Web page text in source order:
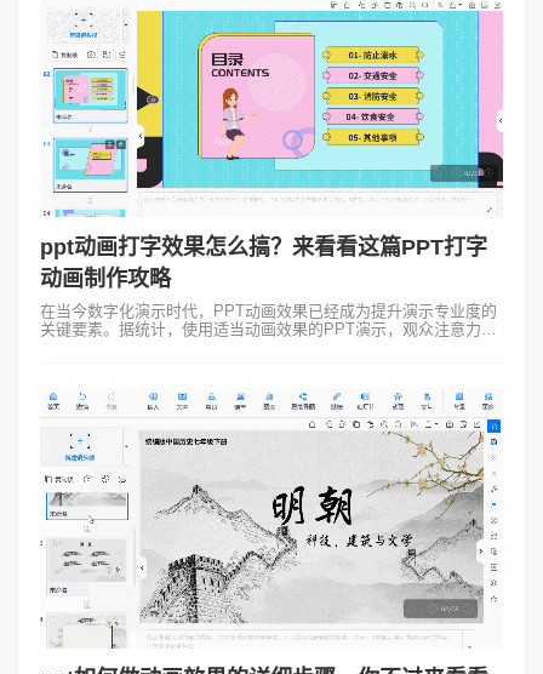
ppt动画打字效果怎么搞？来看看这篇PPT打字
动画制作攻略
在当今数字化演示时代，PPT动画效果已经成为提升演示专业度的
关键要素。据统计，使用适当动画效果的PPT演示，观众注意力集